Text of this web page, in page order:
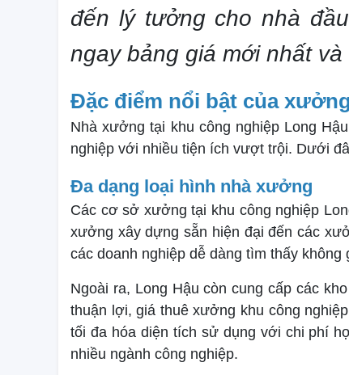
đến lý tưởng cho nhà
ngay bảng giá mới nhất
Đặc điểm nổi bật của
Nhà xưởng tại khu công nghiệp Long
nghiệp với nhiều tiện ích vượt trội. Dưới
Đa dạng loại hình nhà xưởng
Các cơ sở xưởng tại khu công nghiệp
xưởng xây dựng sẵn hiện đại đến các
các doanh nghiệp dễ dàng tìm thấy
Ngoài ra, Long Hậu còn cung cấp các
thuận lợi, giá thuê xưởng khu công
tối đa hóa diện tích sử dụng với chi phí
nhiều ngành công nghiệp.